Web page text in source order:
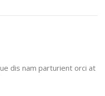
dis nam parturient orci at